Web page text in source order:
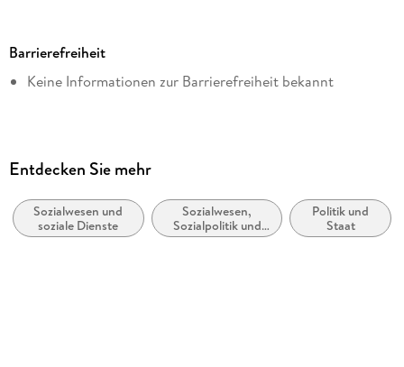
Autor/Autorin
André Keller
Kopierschutz
Produktart
EBOOK
Barrierefreiheit
Keine Informationen zur Barrierefreiheit bekannt
Entdecken Sie mehr
Sozialwesen und
soziale Dienste
Sozialwesen,
Sozialpolitik und
soziale Dienste
Politik und
Staat